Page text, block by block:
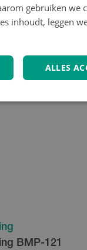
BMP-121
gebruiken we
inhoudt, leggen
ALLES